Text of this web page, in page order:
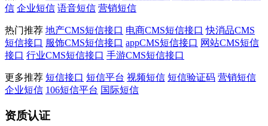
信 企业短信 语音短信 营销短信
热门推荐 地产CMS短信接口 电商CMS短信接口 快消品CMS
短信接口 服饰CMS短信接口 appCMS短信接口 网站CMS短信
接口 行业CMS短信接口 手游CMS短信接口
更多推荐 短信接口 短信平台 视频短信 短信验证码 营销短信
企业短信 106短信平台 国际短信
资质认证